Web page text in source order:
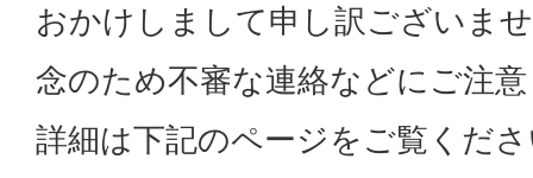
おかけしまして申し訳ございま
念のため不審な連絡などにご注
詳細は下記のページをご覧くだ